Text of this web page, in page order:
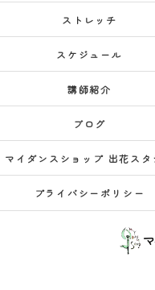
ストレッチ
スケジュール
講師紹介
ブログ
マイダンスショップ 出花スタ
プライバシーポリシー